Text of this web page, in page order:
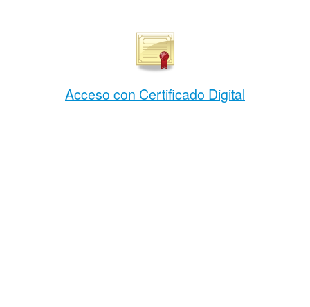
Acceso con Certificado Digital